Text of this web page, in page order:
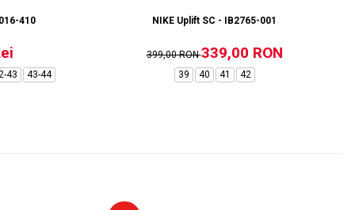
410
43 43-44
NIKE Uplift SC - IB2765-001
399,00 RON339,00 RON
39 40 41 42